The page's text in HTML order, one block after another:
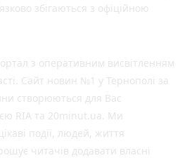
збігаються з офіційною
з оперативним висвітленням
Сайт новин №1 у Тернополі за
створюються для Вас
RIA та 20minut.ua. Ми
події, людей, життя
читачів додавати власні